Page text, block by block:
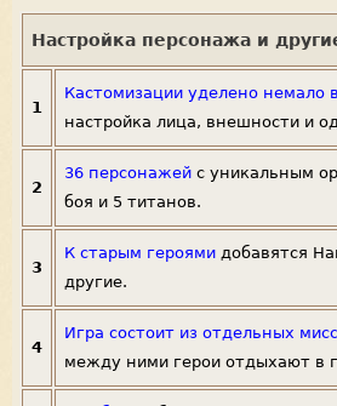
Настройка персонажа и
1
Кастомизации уделено немало
настройка лица, внешности и
2
36 персонажей с уникальным
боя и 5 титанов.
3
К старым героями добавятся
другие.
4
Игра состоит из отдельных
между ними герои отдыхают в